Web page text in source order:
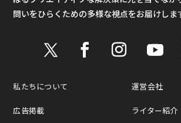
問いをひらくための多様な視点をお届けしま
私たちについて
広告掲載
運営会社
ライター紹介